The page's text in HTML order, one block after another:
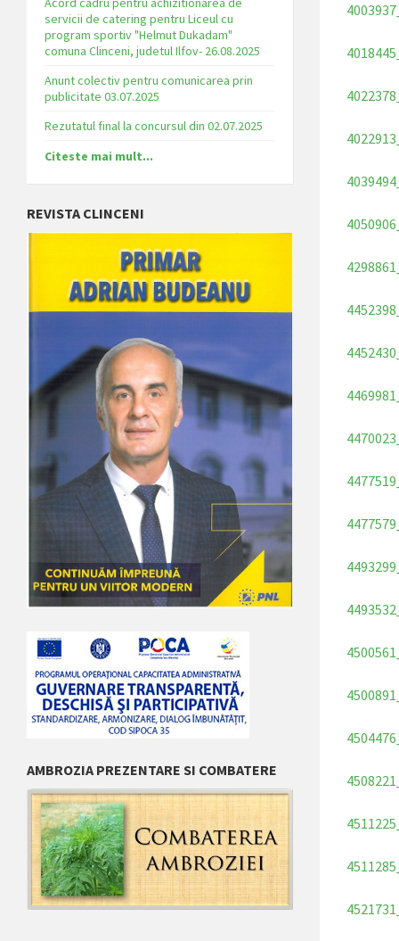
servicii de catering pentru Liceul cu
program sportiv "Helmut Dukadam"
comuna Clinceni, judetul Ilfov- 26.08.2025
Anunt colectiv pentru comunicarea prin
publicitate 03.07.2025
Rezutatul final la concursul din 02.07.2025
Citeste mai mult...
REVISTA CLINCENI
AMBROZIA PREZENTARE SI COMBATERE